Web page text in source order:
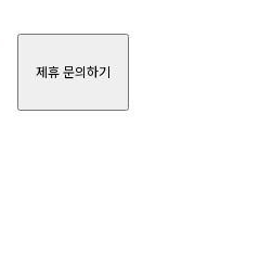
제휴 문의하기